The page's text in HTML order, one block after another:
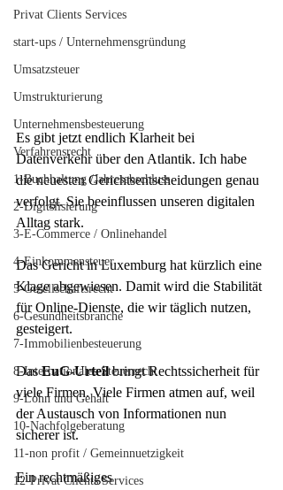
Privat Clients Services
start-ups / Unternehmensgründung
Umsatzsteuer
Umstrukturierung
Unternehmensbesteuerung
Verfahrensrecht
1-Buchhaltung /Jahresabschluss
2-Digitslisierung
3-E-Commerce / Onlinehandel
4-Einkommensteuer
5-Gesellschaftsrecht
6-Gesundheitsbranche
7-Immobilienbesteuerung
8-Internationales Steuerrecht
9-Lohn und Gehalt
10-Nachfolgeberatung
11-non profit / Gemeinnuetzigkeit
12-Privat Clients Services
Es gibt jetzt endlich Klarheit bei
Datenverkehr über den Atlantik. Ich habe
die neuesten Gerichtsentscheidungen genau
verfolgt. Sie beeinflussen unseren digitalen
Alltag stark.
Das Gericht in Luxemburg hat kürzlich eine
Klage abgewiesen. Damit wird die Stabilität
für Online-Dienste, die wir täglich nutzen,
gesteigert.
Das EuG-Urteil bringt Rechtssicherheit für
viele Firmen. Viele Firmen atmen auf, weil
der Austausch von Informationen nun
sicherer ist.
Ein rechtmäßiges